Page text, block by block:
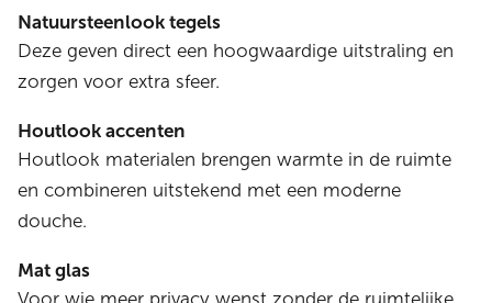
Natuursteenlook tegels
Deze geven direct een hoogwaardige uitstraling en
zorgen voor extra sfeer.
Houtlook accenten
Houtlook materialen brengen warmte in de ruimte
en combineren uitstekend met een moderne
douche.
Mat glas
Voor wie meer privacy wenst zonder de ruimtelijke